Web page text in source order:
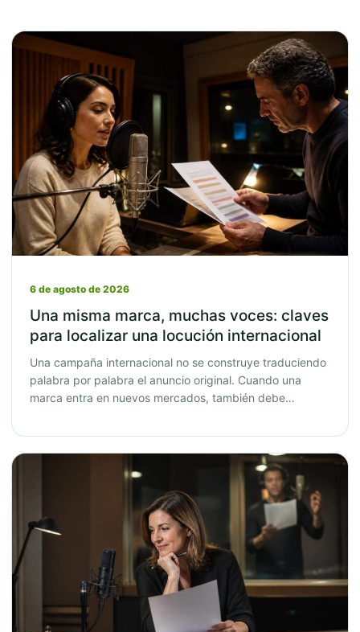
6 de agosto de 2026
Una misma marca, muchas voces: claves
para localizar una locución internacional
Una campaña internacional no se construye traduciendo
palabra por palabra el anuncio original. Cuando una
marca entra en nuevos mercados, también debe…